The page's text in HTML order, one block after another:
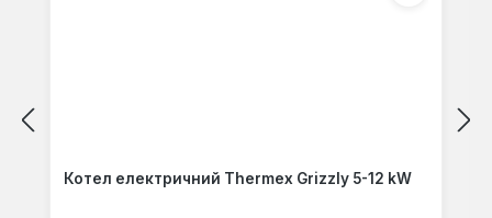
Котел електричний Thermex Grizzly 5-12 kW